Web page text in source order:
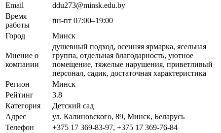
Email
ddu273@minsk.edu.by
Время
работы
пн-пт 07:00–19:00
Город
Минск
Мнение о
компании
душевный подход, осенняя ярмарка, ясельная
группа, отдельная благодарность, уютное
помещение, тяжелые нарушения, приветливый
персонал, садик, достаточная характеристика
Регион
Минск
Рейтинг
3.8
Категория
Детский сад
Адрес
ул. Калиновского, 89, Минск, Беларусь
Телефон
+375 17 369-83-97, +375 17 369-76-84